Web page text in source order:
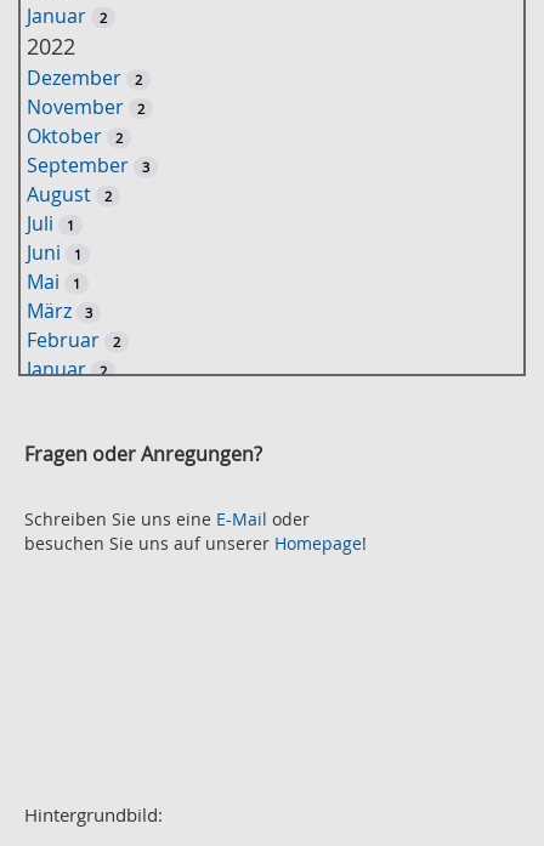
ü
w
o
r
u
c
Januar 2
2022
Dezember 2
November 2
Oktober 2
September 3
August 2
Juli 1
Juni 1
Mai 1
März 3
Februar 2
Januar 2
Oktober 2
August 2
Juli 2
November 2
Fragen oder Anregungen?
Schreiben Sie uns eine E-Mail oder
besuchen Sie uns auf unserer Homepage!
Hintergrundbild: